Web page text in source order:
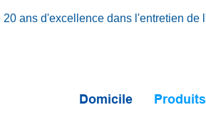
20 ans d'excellence dans l'entretien
Domicile Produits